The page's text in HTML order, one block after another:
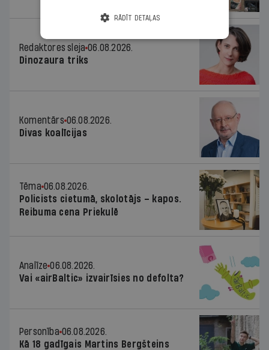
Redaktores sleja 06.08.2026.
Dinozaura triks
Komentārs 06.08.2026.
Divas koalīcijas
Tēma 06.08.2026.
Policists cietumā, skolotājs – kapos.
Reibuma cena Priekulē
Analīze 06.08.2026.
Vai «airBaltic» izvairīsies no defolta?
Personība 06.08.2026.
Kā 18 gadīgais Martins Bergšteins
RĀDĪT DETAĻAS